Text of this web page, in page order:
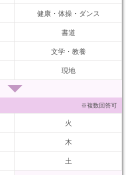
健康・体操・ダンス
書道
文学・教養
現地
※複数回答可
火
木
土